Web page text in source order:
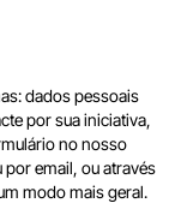
dados pessoais
por sua iniciativa,
no nosso
email, ou através
modo mais geral.